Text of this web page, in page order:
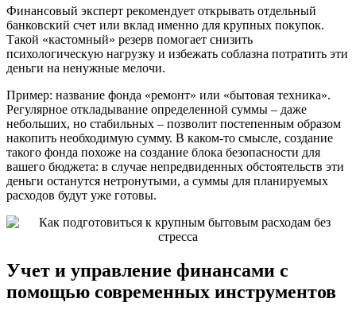
Финансовый эксперт рекомендует открывать отдельный
банковский счет или вклад именно для крупных покупок.
Такой «кастомный» резерв помогает снизить
психологическую нагрузку и избежать соблазна потратить эти
деньги на ненужные мелочи.
Пример: название фонда «ремонт» или «бытовая техника».
Регулярное откладывание определенной суммы – даже
небольших, но стабильных – позволит постепенным образом
накопить необходимую сумму. В каком-то смысле, создание
такого фонда похоже на создание блока безопасности для
вашего бюджета: в случае непредвиденных обстоятельств эти
деньги останутся нетронутыми, а суммы для планируемых
расходов будут уже готовы.
Учет и управление финансами с
помощью современных инструментов